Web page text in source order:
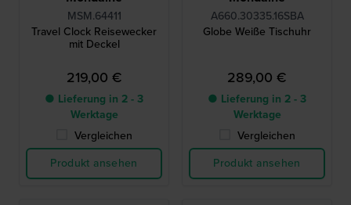
MSM.64411
Travel Clock Reisewecker
mit Deckel
219,00 €
● Lieferung in 2 - 3
Werktage
Vergleichen
Produkt ansehen
A660.30335.16SBA
Globe Weiße Tischuhr
289,00 €
● Lieferung in 2 - 3
Werktage
Vergleichen
Produkt ansehen